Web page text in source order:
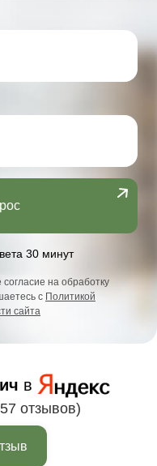
30 минут
на обработку
с Политикой
сайта
в
отзывов)